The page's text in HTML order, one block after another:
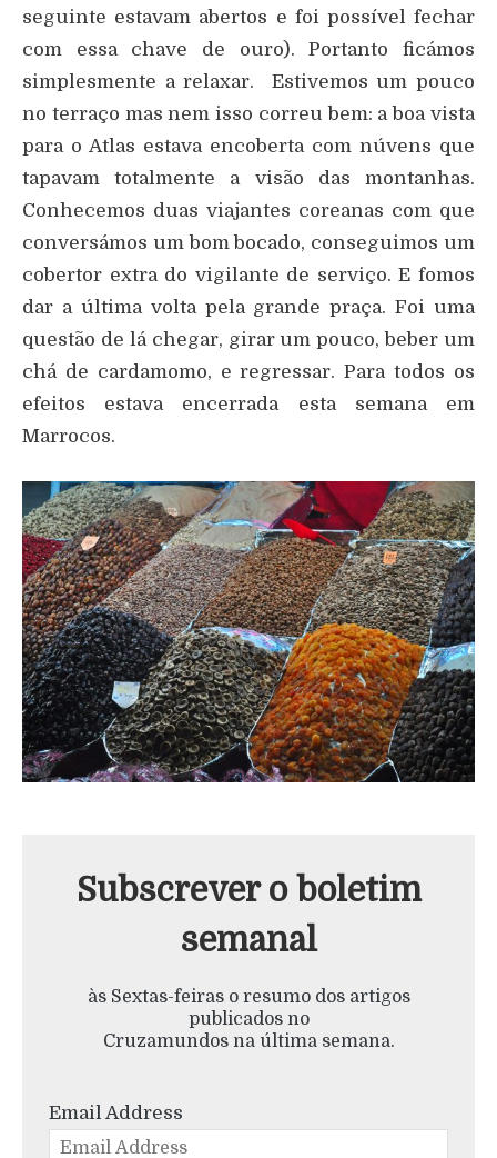
seguinte estavam abertos e foi possível fechar
com essa chave de ouro). Portanto ficámos
simplesmente a relaxar. Estivemos um pouco
no terraço mas nem isso correu bem: a boa vista
para o Atlas estava encoberta com núvens que
tapavam totalmente a visão das montanhas.
Conhecemos duas viajantes coreanas com que
conversámos um bom bocado, conseguimos um
cobertor extra do vigilante de serviço. E fomos
dar a última volta pela grande praça. Foi uma
questão de lá chegar, girar um pouco, beber um
chá de cardamomo, e regressar. Para todos os
efeitos estava encerrada esta semana em
Marrocos.
Subscrever o boletim
semanal
às Sextas-feiras o resumo dos artigos
publicados no
Cruzamundos na última semana.
Email Address